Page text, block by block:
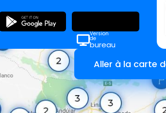
Version
de
bureau
Aller à la carte